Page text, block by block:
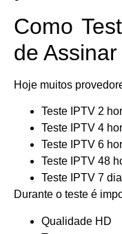
Como
de Assinar
Hoje muitos
Teste IPTV 2
Teste IPTV 4
Teste IPTV 6
Teste IPTV 48
Teste IPTV 7
Durante o teste é
Qualidade HD